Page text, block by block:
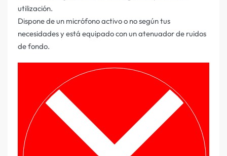
utilización.
Dispone de un micrófono activo o no según tus
necesidades y está equipado con un atenuador de ruidos
de fondo.